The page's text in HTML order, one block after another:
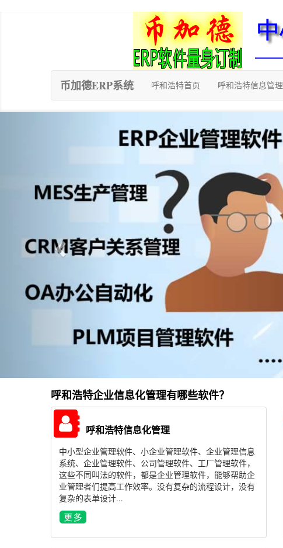
币加德ERP系统 呼和浩特首页 呼和浩特信息管理
呼和浩特企业信息化管理有哪些软件？
呼和浩特信息化管理
中小型企业管理软件、小企业管理软件、企业管理信息
系统、企业管理软件、公司管理软件、工厂管理软件，
这些不同叫法的软件，都是企业管理软件，能够帮助企
业管理者们提高工作效率。没有复杂的流程设计，没有
复杂的表单设计...